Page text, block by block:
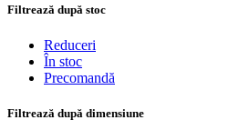
Filtrează după stoc
Reduceri
În stoc
Precomandă
Filtrează după dimensiune